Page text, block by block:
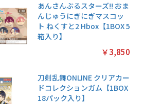
あんさんぶるスターズ!! おま
んじゅうにぎにぎマスコッ
ト ねくすと2 Hbox【1BOX 5
箱入り】
￥3,850
刀剣乱舞ONLINE クリアカー
ドコレクションガム【1BOX
18パック入り】